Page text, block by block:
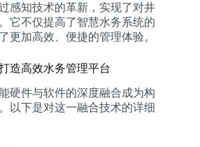
感知技术的革新，实现了对井
它不仅提高了智慧水务系统的
更加高效、便捷的管理体验。
造高效水务管理平台
硬件与软件的深度融合成为构
以下是对这一融合技术的详细